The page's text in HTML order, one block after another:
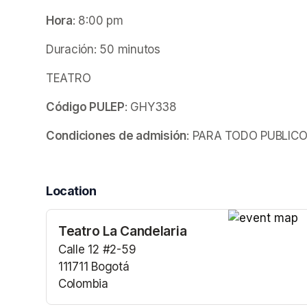
Hora: 8:00 pm
Duración: 50 minutos
TEATRO
Código PULEP: GHY338
Condiciones de admisión: PARA TODO PUBLICO
Location
Teatro La Candelaria
Calle 12 #2-59
111711 Bogotá
Colombia
(opens in a new tab)